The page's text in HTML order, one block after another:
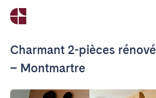
Charmant 2-pièces rénové
– Montmartre